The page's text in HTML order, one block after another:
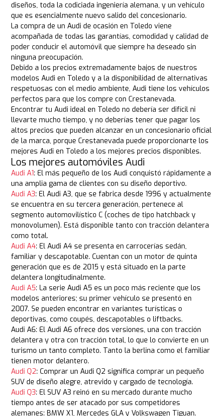
diseños, toda la codiciada ingeniería alemana, y un vehículo
que es esencialmente nuevo salido del concesionario.
La compra de un Audi de ocasión en Toledo viene
acompañada de todas las garantías, comodidad y calidad de
poder conducir el automóvil que siempre ha deseado sin
ninguna preocupación.
Debido a los precios extremadamente bajos de nuestros
modelos Audi en Toledo y a la disponibilidad de alternativas
respetuosas con el medio ambiente, Audi tiene los vehículos
perfectos para que los compre con Crestanevada.
Encontrar tu Audi ideal en Toledo no debería ser difícil ni
llevarte mucho tiempo, y no deberías tener que pagar los
altos precios que pueden alcanzar en un concesionario oficial
de la marca, porque Crestanevada puede proporcionarte los
mejores Audi en Toledo a los mejores precios disponibles.
Los mejores automóviles Audi
Audi A1: El más pequeño de los Audi conquistó rápidamente a
una amplia gama de clientes con su diseño deportivo.
Audi A3: El Audi A3, que se fabrica desde 1996 y actualmente
se encuentra en su tercera generación, pertenece al
segmento automovilístico C (coches de tipo hatchback y
monovolumen). Está disponible tanto con tracción delantera
como total.
Audi A4: El Audi A4 se presenta en carrocerías sedán,
familiar y descapotable. Cuentan con un motor de quinta
generación que es de 2015 y está situado en la parte
delantera longitudinalmente.
Audi A5: La serie Audi A5 es un poco más reciente que los
modelos anteriores; su primer vehículo se presentó en
2007. Se pueden encontrar en variantes turísticas o
deportivas, como coupés, descapotables o liftbacks.
Audi A6: El Audi A6 ofrece dos versiones, una con tracción
delantera y otra con tracción total, lo que lo convierte en un
turismo un tanto completo. Tanto la berlina como el familiar
tienen motor delantero.
Audi Q2: Comprar un Audi Q2 significa comprar un pequeño
SUV de diseño alegre, atrevido y cargado de tecnología.
Audi Q3: El SUV A3 reinó en su mercado durante mucho
tiempo antes de ser atacado por sus competidores
alemanes: BMW X1, Mercedes GLA y Volkswagen Tiguan.